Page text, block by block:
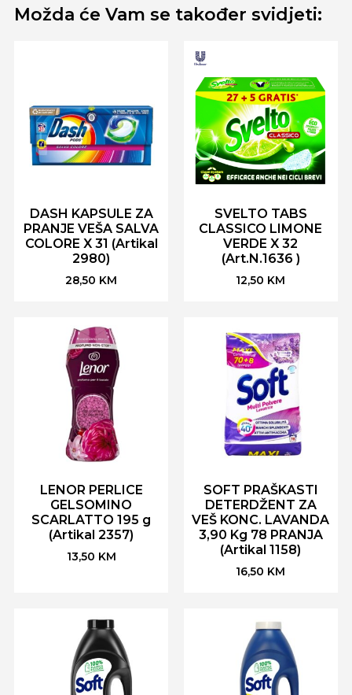
Možda će Vam se također svidjeti:
DASH KAPSULE ZA
PRANJE VEŠA SALVA
COLORE X 31 (Artikal
2980)
28,50 KM
SVELTO TABS
CLASSICO LIMONE
VERDE X 32
(Art.N.1636 )
12,50 KM
LENOR PERLICE
GELSOMINO
SCARLATTO 195 g
(Artikal 2357)
13,50 KM
SOFT PRAŠKASTI
DETERDŽENT ZA
VEŠ KONC. LAVANDA
3,90 Kg 78 PRANJA
(Artikal 1158)
16,50 KM